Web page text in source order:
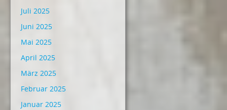
Juli 2025
Juni 2025
Mai 2025
April 2025
März 2025
Februar 2025
Januar 2025